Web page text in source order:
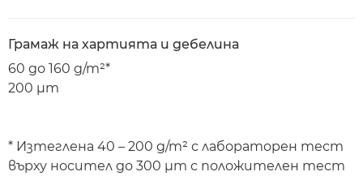
Грамаж на хартията и дебелина
60 до 160 g/m²*
200 μm
* Изтеглена 40 – 200 g/m² с лабораторен тест
върху носител до 300 μm с положителен тест